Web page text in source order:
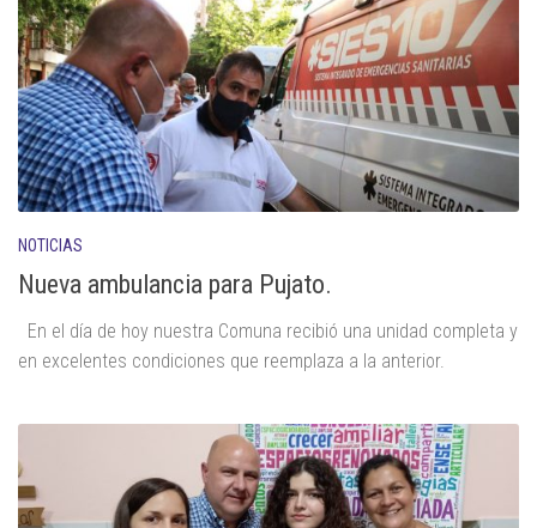
NOTICIAS
Nueva ambulancia para Pujato.
En el día de hoy nuestra Comuna recibió una unidad completa y
en excelentes condiciones que reemplaza a la anterior.